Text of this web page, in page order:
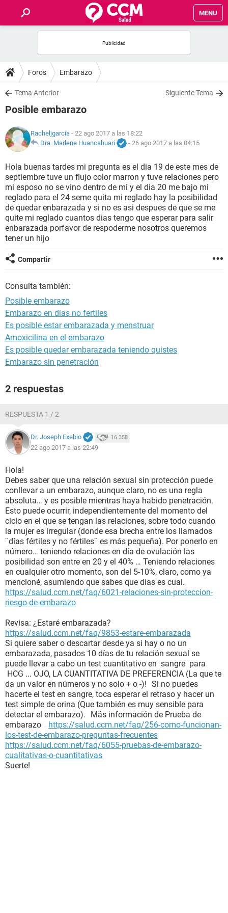
MENU
FOROS
SALUD
NUTRICIÓN
BIENESTAR
SEXUALIDAD
GLOSARIO
Foros Embarazo
Tema Anterior Siguiente Tema
Posible embarazo
Racheljgarcia - 22 ago 2017 a las 18:22
Dra. Marlene Huancahuari
- 26 ago 2017 a las 04:15
Hola buenas tardes mi pregunta es el dia 19 de este mes de
septiembre tuve un flujo color marron y tuve relaciones pero
mi esposo no se vino dentro de mi y el dia 20 me bajo mi
reglado para el 24 seme quita mi reglado hay la posibilidad
de quedar enbarazada y si no es asi despues de que se me
quite mi reglado cuantos dias tengo que esperar para salir
enbarazada porfavor de respoderme nosotros queremos
tener un hijo
Compartir
Consulta también:
Posible embarazo
Embarazo en días no fertiles
Es posible estar embarazada y menstruar
Amoxicilina en el embarazo
Es posible quedar embarazada teniendo quistes
Embarazo sin penetración
2 respuestas
RESPUESTA 1 / 2
Dr. Joseph Exebio 16.358
22 ago 2017 a las 22:49
Hola!
Debes saber que una relación sexual sin protección puede
conllevar a un embarazo, aunque claro, no es una regla
absoluta… y es posible mientras haya habido penetración.
Esto puede ocurrir, independientemente del momento del
ciclo en el que se tengan las relaciones, sobre todo cuando
la mujer es irregular (donde esa brecha entre los llamados
¨días fértiles y no fértiles¨ es más pequeña). Por ponerlo en
número… teniendo relaciones en día de ovulación las
posibilidad son entre en 20 y el 40% … Teniendo relaciones
en cualquier otro momento, son del 5-10%, claro, como ya
mencioné, asumiendo que sabes que días es cual.
https://salud.ccm.net/faq/6021-relaciones-sin-proteccion-
riesgo-de-embarazo
Revisa: ¿Estaré embarazada?
https://salud.ccm.net/faq/9853-estare-embarazada
Si quiere saber o descartar desde ya si hay o no un
embarazada, pasados 10 días de tu relación sexual se
puede llevar a cabo un test cuantitativo en sangre para
HCG ... OJO, LA CUANTITATIVA DE PREFERENCIA (La que te
da un valor en números y no solo + o -)! Si no puedes
hacerte el test en sangre, toca esperar el retraso y hacer un
test simple de orina (Que también es muy sensible para
detectar el embarazo). Más información de Prueba de
embarazo https://salud.ccm.net/faq/256-como-funcionan-
los-test-de-embarazo-preguntas-frecuentes
https://salud.ccm.net/faq/6055-pruebas-de-embarazo-
cualitativas-o-cuantitativas
Suerte!